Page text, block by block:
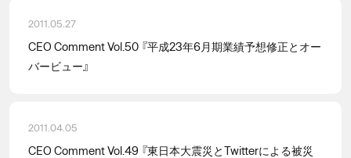
2011.05.27
CEO Comment Vol.50 『平成23年6月期業績予想修正とオー
バービュー』
2011.04.05
CEO Comment Vol.49 『東日本大震災とTwitterによる被災